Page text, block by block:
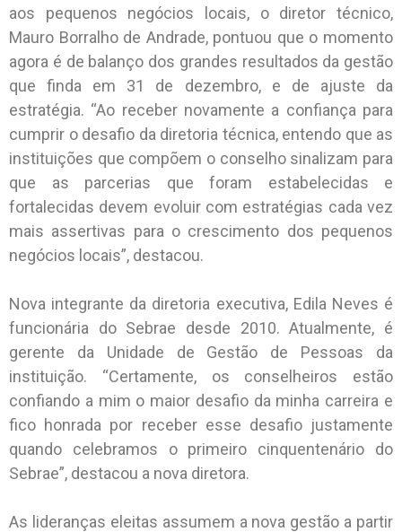
aos pequenos negócios locais, o diretor técnico,
Mauro Borralho de Andrade, pontuou que o momento
agora é de balanço dos grandes resultados da gestão
que finda em 31 de dezembro, e de ajuste da
estratégia. “Ao receber novamente a confiança para
cumprir o desafio da diretoria técnica, entendo que as
instituições que compõem o conselho sinalizam para
que as parcerias que foram estabelecidas e
fortalecidas devem evoluir com estratégias cada vez
mais assertivas para o crescimento dos pequenos
negócios locais”, destacou.
Nova integrante da diretoria executiva, Edila Neves é
funcionária do Sebrae desde 2010. Atualmente, é
gerente da Unidade de Gestão de Pessoas da
instituição. “Certamente, os conselheiros estão
confiando a mim o maior desafio da minha carreira e
fico honrada por receber esse desafio justamente
quando celebramos o primeiro cinquentenário do
Sebrae”, destacou a nova diretora.
As lideranças eleitas assumem a nova gestão a partir